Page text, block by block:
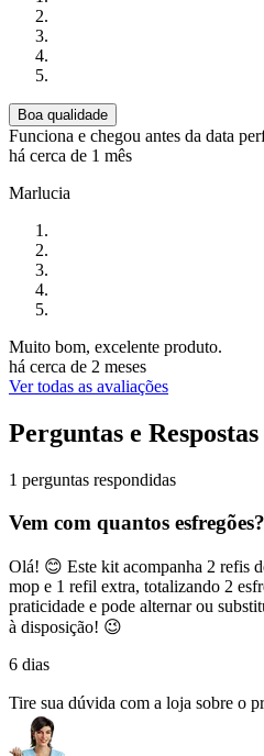
Boa qualidade
Funciona e chegou antes da data
há cerca de 1 mês
Marlucia
Muito bom, excelente produto.
há cerca de 2 meses
Ver todas as avaliações
Perguntas e Respostas
1 perguntas respondidas
Vem com quantos esfregões?
Olá! 😊 Este kit acompanha 2 refis
mop e 1 refil extra, totalizando 2
praticidade e pode alternar ou
à disposição! 😉
6 dias
Tire sua dúvida com a loja sobre o